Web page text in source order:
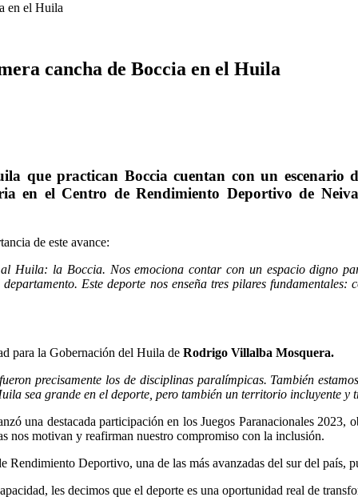
en el Huila
cancha de Boccia en el Huila
que practican Boccia cuentan con un escenario
en el Centro de Rendimiento Deportivo de Neiva
de este avance:
la Boccia. Nos emociona contar con un espacio digno
Este deporte nos enseña tres pilares
para la Gobernación del Huila de Rodrigo Villalba Mosquera.
precisamente los de disciplinas paralímpicas. También
sea grande en el deporte, pero también un territorio incluyente y
una destacada participación en los Juegos Paranacionales
nos motivan y reafirman nuestro compromiso con la inclusión.
Deportivo, una de las más avanzadas del sur del país,
les decimos que el deporte es una oportunidad real de